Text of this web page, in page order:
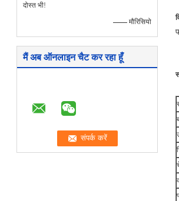
दोस्त भी!
—— मौरिसियो
मैं अब ऑनलाइन चैट कर रहा हूँ